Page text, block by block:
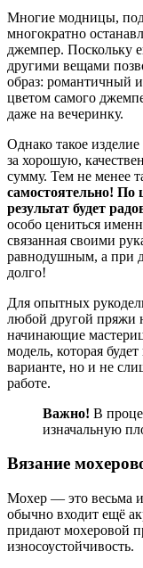
Многие модницы,
многократно
джемпер. Поскольку
другими вещами
образ: романтичный
цветом самого
даже на вечеринку.
Однако такое
за хорошую,
сумму. Тем не менее
самостоятельно! По
результат будет
особо цениться
связанная своими
равнодушным, а при
долго!
Для опытных
любой другой пряжи
начинающие
модель, которая
варианте, но и не
работе.
Важно! В
изначальную
Вязание
Мохер — это весьма
обычно входит ещё
придают мохеровой
износоустойчивость.